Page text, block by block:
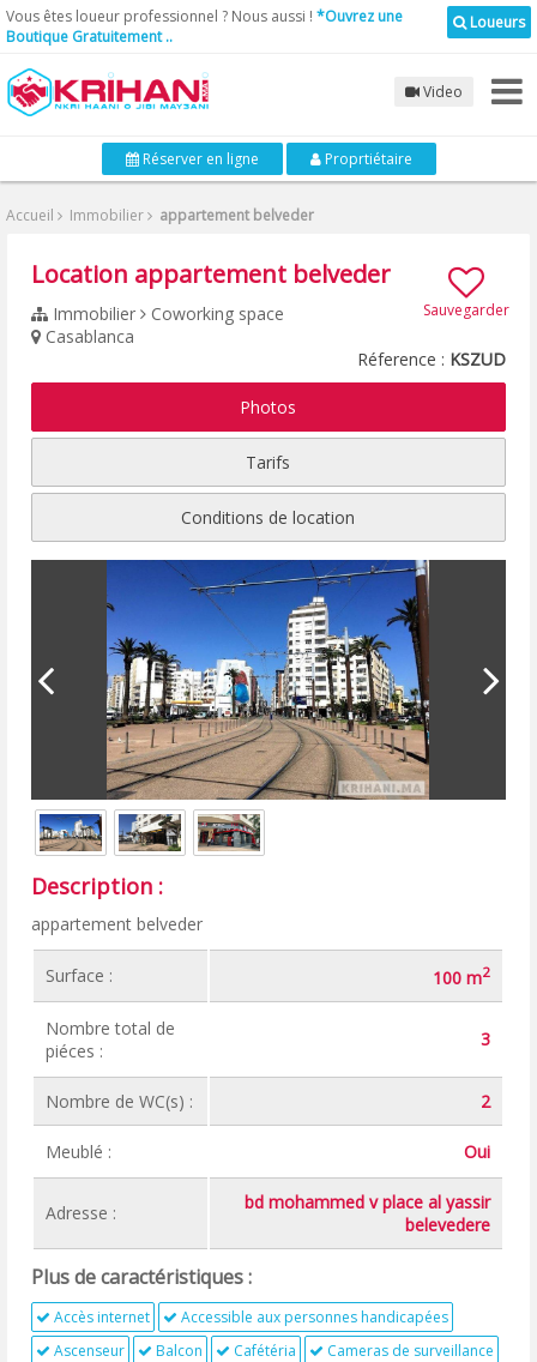
Loueurs
Vous êtes loueur professionnel ? Nous aussi ! *Ouvrez une
Boutique Gratuitement ..
Video
Réserver en ligne Proprtiétaire
Accueil Immobilier appartement belveder
Sauvegarder
Location appartement belveder
Immobilier Coworking space
Casablanca
Réference : KSZUD
Photos
Tarifs
Conditions de location
Description :
appartement belveder
Surface : 100 m2
Nombre total de
piéces :
3
Nombre de WC(s) : 2
Meublé : Oui
Adresse :
bd mohammed v place al yassir
belevedere
Plus de caractéristiques :
Accès internet
Accessible aux personnes handicapées
Ascenseur
Balcon Cafétéria
Cameras de surveillance